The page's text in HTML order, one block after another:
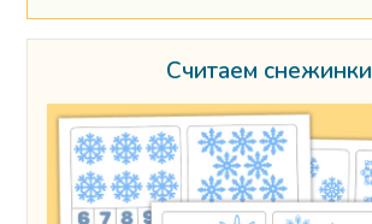
Считаем снежинки